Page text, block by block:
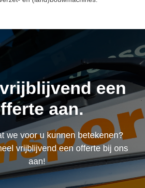
een
aan.
we voor u kunnen betekenen?
vrijblijvend een offerte bij ons
aan!